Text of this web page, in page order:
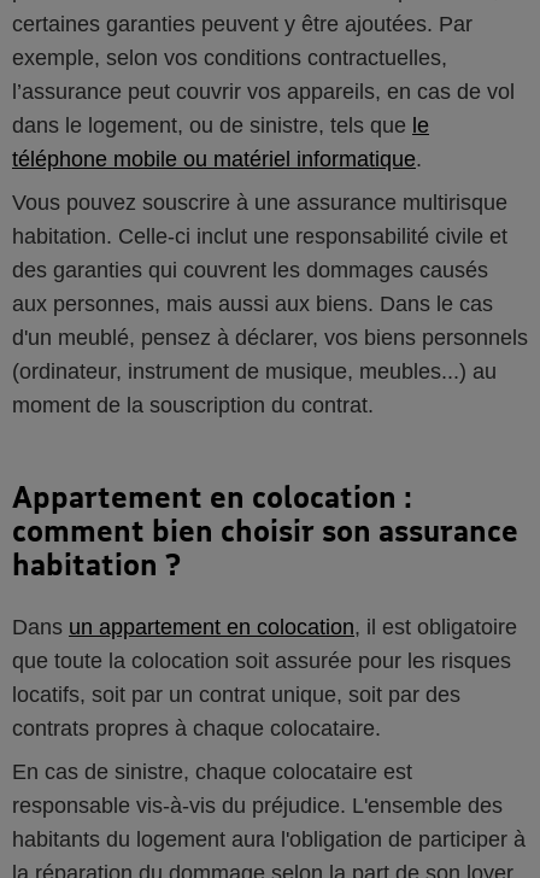
certaines garanties peuvent y être ajoutées. Par
exemple, selon vos conditions contractuelles,
l’assurance peut couvrir vos appareils, en cas de vol
dans le logement, ou de sinistre, tels que le
téléphone mobile ou matériel informatique.
Vous pouvez souscrire à une assurance multirisque
habitation. Celle-ci inclut une responsabilité civile et
des garanties qui couvrent les dommages causés
aux personnes, mais aussi aux biens. Dans le cas
d'un meublé, pensez à déclarer, vos biens personnels
(ordinateur, instrument de musique, meubles...) au
moment de la souscription du contrat.
Appartement en colocation :
comment bien choisir son assurance
habitation ?
Dans un appartement en colocation, il est obligatoire
que toute la colocation soit assurée pour les risques
locatifs, soit par un contrat unique, soit par des
contrats propres à chaque colocataire.
En cas de sinistre, chaque colocataire est
responsable vis-à-vis du préjudice. L'ensemble des
habitants du logement aura l'obligation de participer à
la réparation du dommage selon la part de son loyer.